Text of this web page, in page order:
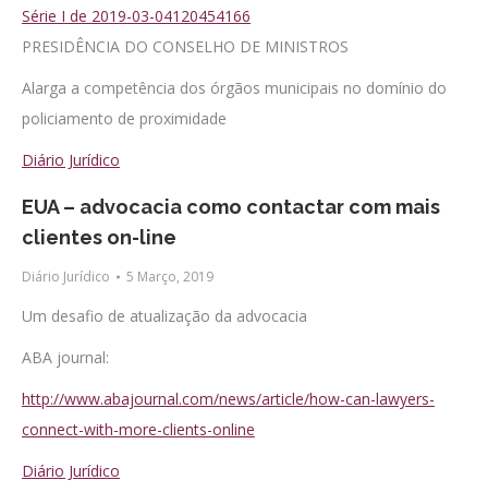
Série I de 2019-03-04120454166
PRESIDÊNCIA DO CONSELHO DE MINISTROS
Alarga a competência dos órgãos municipais no domínio do
policiamento de proximidade
Diário Jurídico
EUA – advocacia como contactar com mais
clientes on-line
Diário Jurídico 5 Março, 2019
Um desafio de atualização da advocacia
ABA journal:
http://www.abajournal.com/news/article/how-can-lawyers-
connect-with-more-clients-online
Diário Jurídico